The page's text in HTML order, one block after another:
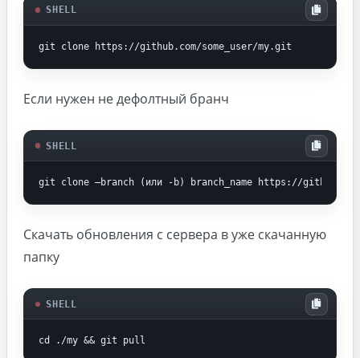
SHELL
git clone https://github.com/some_user/my.git
Если нужен не дефолтный бранч
SHELL
git clone —branch (или -b) branch_name https://
Скачать обновления с сервера в уже скачанную
папку
SHELL
cd ./my && git pull